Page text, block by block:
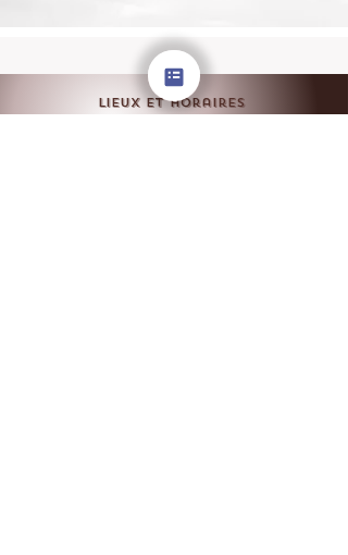
Lieux et horaires